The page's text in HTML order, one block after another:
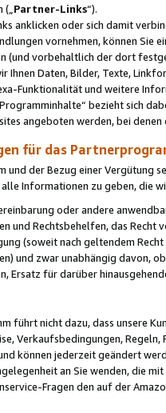
Partner-Links“).
anklicken oder sich damit
vornehmen, können Sie
(und vorbehaltlich der dort
Ihnen Daten, Bilder, Texte,
Funktionalität und weitere
bezieht sich
angeboten werden, bei
für das
und der Bezug einer Vergütung
Informationen zu geben, die
oder andere
und Rechtsbehelfen, das
(soweit nach geltendem
und zwar unabhängig davon,
Ersatz für darüber
führt nicht dazu, dass unsere
Verkaufsbedingungen,
können jederzeit geändert
an Sie wenden, die
Fragen den auf der